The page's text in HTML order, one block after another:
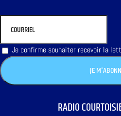
Je confirme souhaiter recevoir la
RADIO